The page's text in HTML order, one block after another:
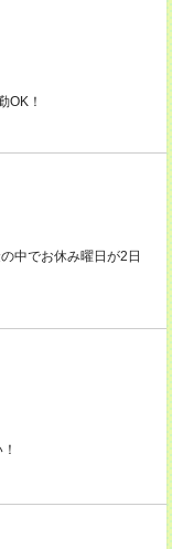
OK！
中でお休み曜日が2日